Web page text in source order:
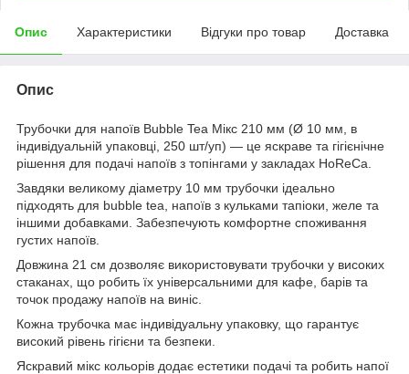
Опис Характеристики Відгуки про товар Доставка
Опис
Трубочки для напоїв Bubble Tea Мікс 210 мм (Ø 10 мм, в
індивідуальній упаковці, 250 шт/уп) — це яскраве та гігієнічне
рішення для подачі напоїв з топінгами у закладах HoReCa.
Завдяки великому діаметру 10 мм трубочки ідеально
підходять для bubble tea, напоїв з кульками тапіоки, желе та
іншими добавками. Забезпечують комфортне споживання
густих напоїв.
Довжина 21 см дозволяє використовувати трубочки у високих
стаканах, що робить їх універсальними для кафе, барів та
точок продажу напоїв на виніс.
Кожна трубочка має індивідуальну упаковку, що гарантує
високий рівень гігієни та безпеки.
Яскравий мікс кольорів додає естетики подачі та робить напої